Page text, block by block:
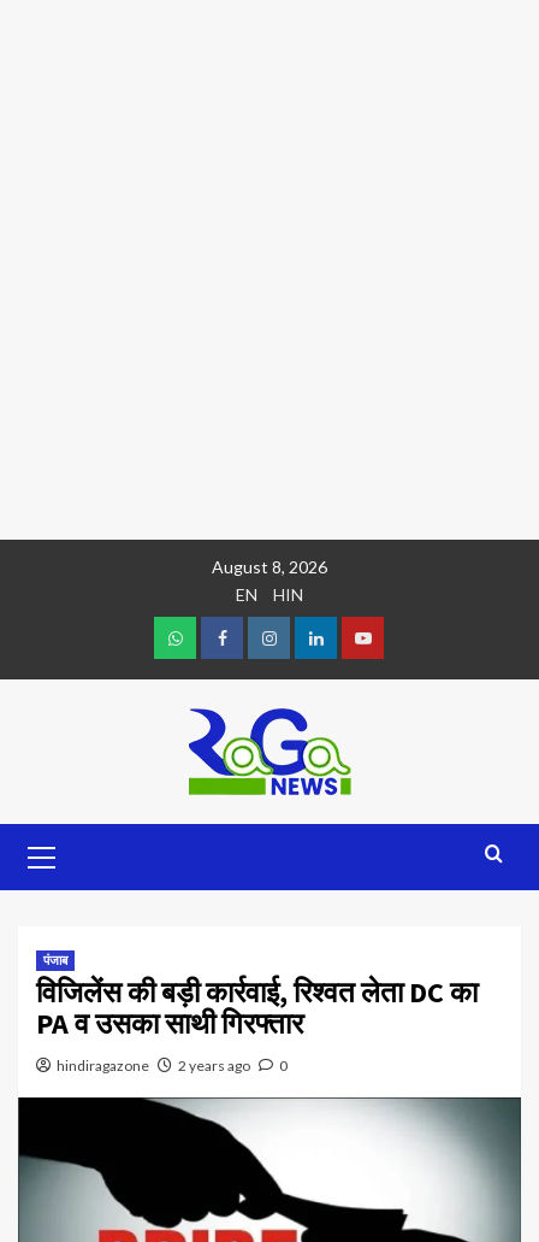
August 8, 2026
EN
HIN
पंजाब
विजिलेंस की बड़ी कार्रवाई, रिश्वत लेता DC का
PA व उसका साथी गिरफ्तार
hindiragazone 2 years ago 0